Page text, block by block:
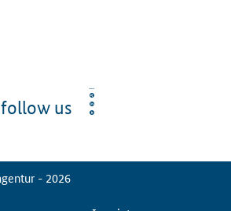
follow us
- 2026
ServiceMenu